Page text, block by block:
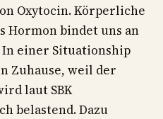
Oxytocin. Körperliche
Hormon bindet uns an
In einer Situationship
Zuhause, weil der
laut SBK
belastend. Dazu